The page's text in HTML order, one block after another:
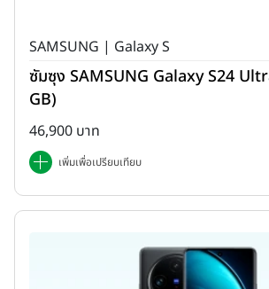
SAMSUNG | Galaxy S
ซัมซุง SAMSUNG Galaxy S24
GB)
46,900 บาท
เพิ่มเพื่อเปรียบเทียบ